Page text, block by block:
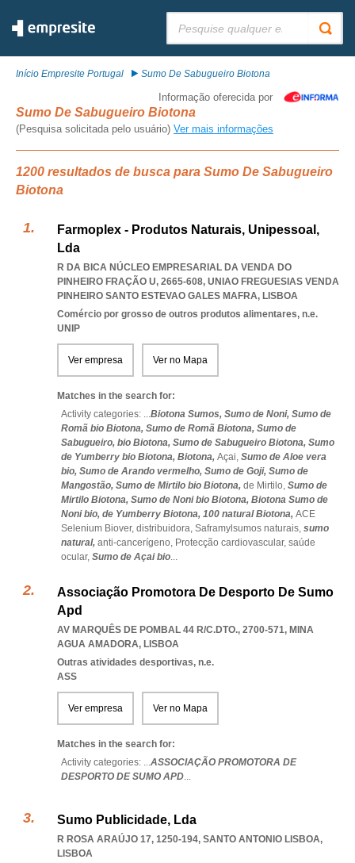
Início Empresite Portugal Sumo De Sabugueiro Biotona
Informação oferecida por
Sumo De Sabugueiro Biotona
(Pesquisa solicitada pelo usuário) Ver mais informações
1200 resultados de busca para Sumo De Sabugueiro
Biotona
Farmoplex - Produtos Naturais, Unipessoal,
Lda
R DA BICA NÚCLEO EMPRESARIAL DA VENDA DO
PINHEIRO FRAÇÃO U, 2665-608, UNIAO FREGUESIAS VENDA
PINHEIRO SANTO ESTEVAO GALES MAFRA, LISBOA
Comércio por grosso de outros produtos alimentares, n.e.
UNIP
Ver empresa Ver no Mapa
Matches in the search for:
Activity categories: ...Biotona Sumos, Sumo de Noni, Sumo de
Romã bio Biotona, Sumo de Romã Biotona, Sumo de
Sabugueiro, bio Biotona, Sumo de Sabugueiro Biotona, Sumo
de Yumberry bio Biotona, Biotona, Açai, Sumo de Aloe vera
bio, Sumo de Arando vermelho, Sumo de Goji, Sumo de
Mangostão, Sumo de Mirtilo bio Biotona, de Mirtilo, Sumo de
Mirtilo Biotona, Sumo de Noni bio Biotona, Biotona Sumo de
Noni bio, de Yumberry Biotona, 100 natural Biotona, ACE
Selenium Biover, distribuidora, Saframylsumos naturais, sumo
natural, anti-cancerígeno, Protecção cardiovascular, saúde
ocular, Sumo de Açai bio...
Associação Promotora De Desporto De Sumo
Apd
AV MARQUÊS DE POMBAL 44 R/C.DTO., 2700-571, MINA
AGUA AMADORA, LISBOA
Outras atividades desportivas, n.e.
ASS
Ver empresa Ver no Mapa
Matches in the search for:
Activity categories: ...ASSOCIAÇÃO PROMOTORA DE
DESPORTO DE SUMO APD...
Sumo Publicidade, Lda
R ROSA ARAÚJO 17, 1250-194, SANTO ANTONIO LISBOA,
LISBOA